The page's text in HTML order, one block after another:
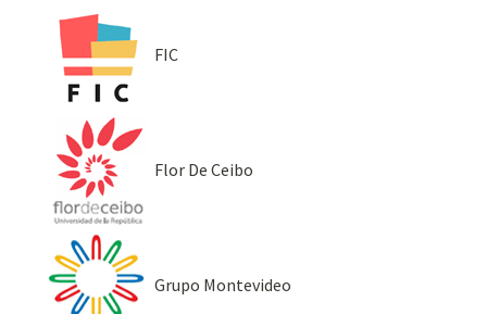
FIC
Flor De Ceibo
Grupo Montevideo